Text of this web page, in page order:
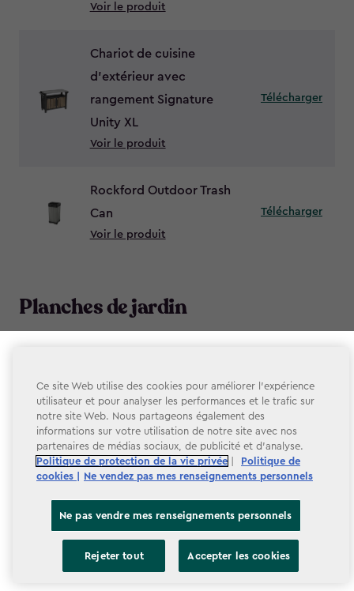
Vous semblez nous rejoindre depuis un autre pays. À
quel magasin souhaitez-vous faire vos achats?
Canada Etats-Unis
Voir le produit
Chariot de cuisine
d’extérieur avec
rangement Signature
Unity XL
Voir le produit
Télécharger
Rockford Outdoor Trash
Can
Voir le produit
Télécharger
Planches de jardin
Signature 29 gallons
Voir le produit
Jardinière conique haute
Signature
Télécharger
Jardinière conique
Signature
Télécharger
Ce site Web utilise des cookies pour améliorer l’expérience
utilisateur et pour analyser les performances et le trafic sur
notre site Web. Nous partageons également des
informations sur votre utilisation de notre site avec nos
partenaires de médias sociaux, de publicité et d’analyse.
Politique de protection de la vie privée
Politique de
cookies |
Ne vendez pas mes renseignements personnels
Ne pas vendre mes renseignements personnels
Rejeter tout Accepter les cookies